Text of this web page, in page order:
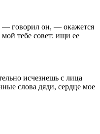
— говорил он, — окажется
тебе совет: ищи ее
исчезнешь с лица
слова дяди, сердце мое